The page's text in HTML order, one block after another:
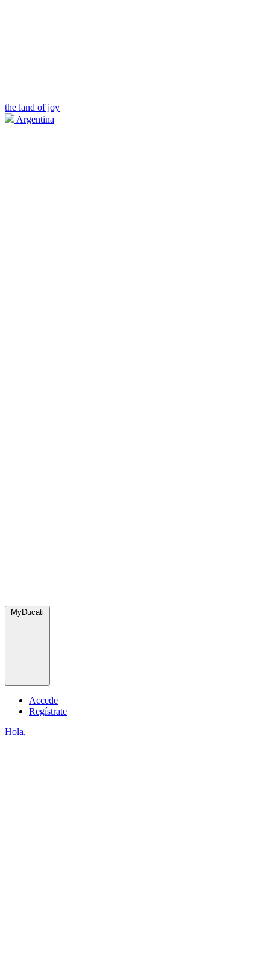
the land of joy
Argentina
MyDucati
Accede
Regístrate
Hola,